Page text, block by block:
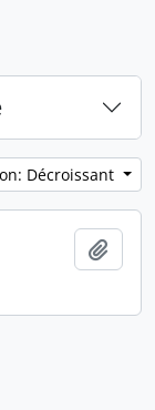
Décroissant